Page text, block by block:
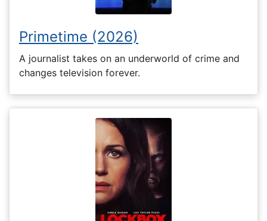
Primetime (2026)
A journalist takes on an underworld of crime and
changes television forever.